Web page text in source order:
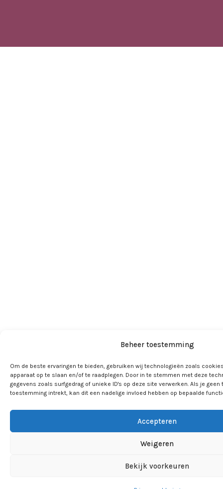
Beheer toestemming
Om de beste ervaringen te bieden, gebruiken wij technologieën zoals
apparaat op te slaan en/of te raadplegen. Door in te stemmen met deze
gegevens zoals surfgedrag of unieke ID's op deze site verwerken. Als je
toestemming intrekt, kan dit een nadelige invloed hebben op bepaalde
Accepteren
Weigeren
Bekijk voorkeuren